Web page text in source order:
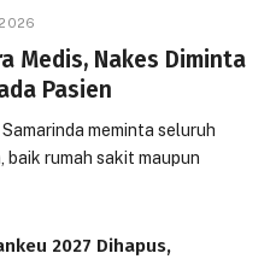
Medis, Nakes Diminta
Pasien
meminta seluruh
rumah sakit maupun
2027 Dihapus,